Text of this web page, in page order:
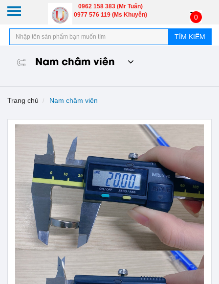
0962 158 383 (Mr Tuấn)
0977 576 119 (Ms Khuyên)
0
TÌM KIẾM
Nam châm viên
Trang chủ Nam châm viên